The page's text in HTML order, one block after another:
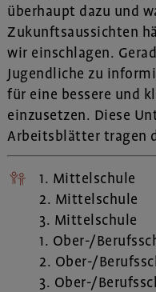
überhaupt dazu und
Zukunftsaussichten
wir einschlagen.
Jugendliche zu
für eine bessere und
einzusetzen. Diese
Arbeitsblätter tragen
1. Mittelschule
2. Mittelschule
3. Mittelschule
1. Ober-/
2. Ober-/
3. Ober-/